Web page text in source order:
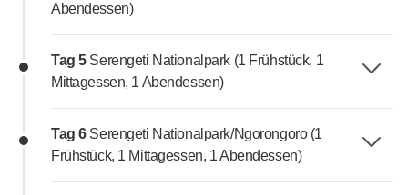
Abendessen)
Tag 5 Serengeti Nationalpark (1 Frühstück, 1
Mittagessen, 1 Abendessen)
Tag 6 Serengeti Nationalpark/Ngorongoro (1
Frühstück, 1 Mittagessen, 1 Abendessen)